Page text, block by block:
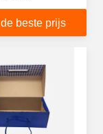
beste prijs